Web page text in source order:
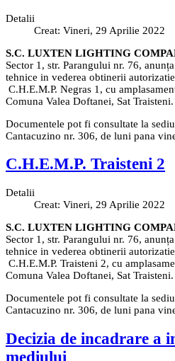
Detalii
Creat: Vineri, 29 Aprilie 2022
S.C. LUXTEN LIGHTING
Sector 1, str. Parangului nr. 76,
tehnice in vederea obtinerii
C.H.E.M.P. Negras 1, cu
Comuna Valea Doftanei, Sat Traisteni.
Documentele pot fi consultate la
Cantacuzino nr. 306, de luni pana
C.H.E.M.P. Traisteni 2
Detalii
Creat: Vineri, 29 Aprilie 2022
S.C. LUXTEN LIGHTING
Sector 1, str. Parangului nr. 76,
tehnice in vederea obtinerii
C.H.E.M.P. Traisteni 2, cu
Comuna Valea Doftanei, Sat Traisteni.
Documentele pot fi consultate la
Cantacuzino nr. 306, de luni pana
Decizia de incadrare a
mediului